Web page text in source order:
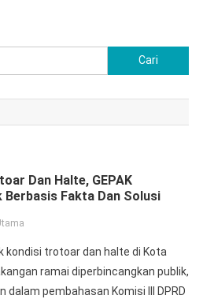
untuk:
Dan Halte, GEPAK
Fakta Dan Solusi
kondisi trotoar dan halte di Kota
ramai diperbincangkan publik,
dalam pembahasan Komisi III DPRD